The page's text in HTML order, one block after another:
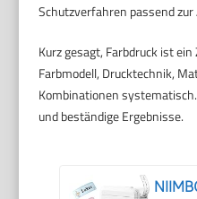
Schutzverfahren passend
Kurz gesagt, Farbdruck ist
Farbmodell, Drucktechnik,
Kombinationen
und beständige Ergebnisse.